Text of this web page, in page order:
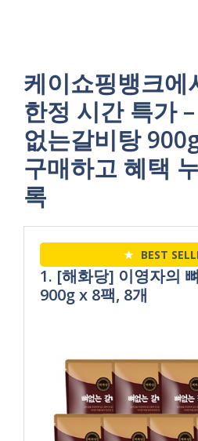
케이쇼핑뱅크에
한정 시간 특가
없는갈비탕
구매하고 혜택
록
★ BEST
1. [해화당] 이영자의
900g x 8팩, 8개